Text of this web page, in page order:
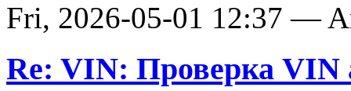
Fri, 2026-05-01 12:37 —
Re: VIN: Проверка VIN